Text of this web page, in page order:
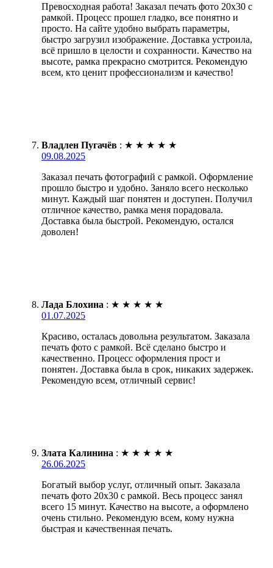
Превосходная работа! Заказал печать фото 20х30 с
рамкой. Процесс прошел гладко, все понятно и
просто. На сайте удобно выбрать параметры,
быстро загрузил изображение. Доставка устроила,
всё пришло в целости и сохранности. Качество на
высоте, рамка прекрасно смотрится. Рекомендую
всем, кто ценит профессионализм и качество!
Владлен Пугачёв : ★ ★ ★ ★ ★
09.08.2025
Заказал печать фотографий с рамкой. Оформление
прошло быстро и удобно. Заняло всего несколько
минут. Каждый шаг понятен и доступен. Получил
отличное качество, рамка меня порадовала.
Доставка была быстрой. Рекомендую, остался
доволен!
Лада Блохина : ★ ★ ★ ★ ★
01.07.2025
Красиво, осталась довольна результатом. Заказала
печать фото с рамкой. Всё сделано быстро и
качественно. Процесс оформления прост и
понятен. Доставка была в срок, никаких задержек.
Рекомендую всем, отличный сервис!
Злата Калинина : ★ ★ ★ ★ ★
26.06.2025
Богатый выбор услуг, отличный опыт. Заказала
печать фото 20х30 с рамкой. Весь процесс занял
всего 15 минут. Качество на высоте, а оформлено
очень стильно. Рекомендую всем, кому нужна
быстрая и качественная печать.